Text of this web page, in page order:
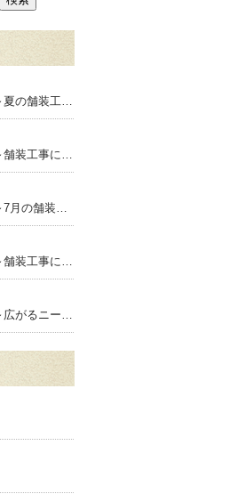
上田組のよもやま話～夏の舗装工事で大切な暑さ対策と品質管理
上田組のよもやま話～舗装工事に求められる専門性とは
上田組のよもやま話～7月の舗装工事で気をつけたいポイント
上田組のよもやま話～舗装工事における安全管理の大切さ
上田組のよもやま話～広がるニーズ